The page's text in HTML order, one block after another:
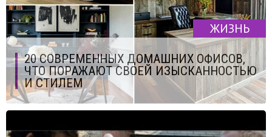
ЖИЗНЬ
20 СОВРЕМЕННЫХ ДОМАШНИХ ОФИСОВ,
ЧТО ПОРАЖАЮТ СВОЕЙ ИЗЫСКАННОСТЬЮ
И СТИЛЕМ